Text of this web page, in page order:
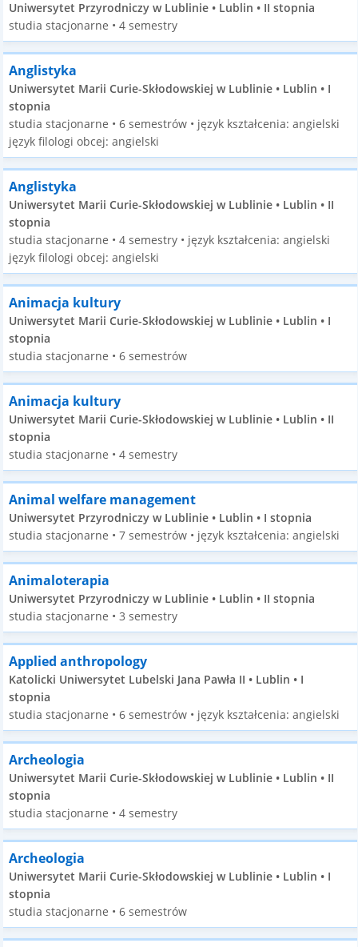
Uniwersytet Przyrodniczy w Lublinie • Lublin • II stopnia
studia stacjonarne • 4 semestry
Anglistyka
Uniwersytet Marii Curie-Skłodowskiej w Lublinie • Lublin • I
stopnia
studia stacjonarne • 6 semestrów • język kształcenia: angielski
język filologi obcej: angielski
Anglistyka
Uniwersytet Marii Curie-Skłodowskiej w Lublinie • Lublin • II
stopnia
studia stacjonarne • 4 semestry • język kształcenia: angielski
język filologi obcej: angielski
Animacja kultury
Uniwersytet Marii Curie-Skłodowskiej w Lublinie • Lublin • I
stopnia
studia stacjonarne • 6 semestrów
Animacja kultury
Uniwersytet Marii Curie-Skłodowskiej w Lublinie • Lublin • II
stopnia
studia stacjonarne • 4 semestry
Animal welfare management
Uniwersytet Przyrodniczy w Lublinie • Lublin • I stopnia
studia stacjonarne • 7 semestrów • język kształcenia: angielski
Animaloterapia
Uniwersytet Przyrodniczy w Lublinie • Lublin • II stopnia
studia stacjonarne • 3 semestry
Applied anthropology
Katolicki Uniwersytet Lubelski Jana Pawła II • Lublin • I
stopnia
studia stacjonarne • 6 semestrów • język kształcenia: angielski
Archeologia
Uniwersytet Marii Curie-Skłodowskiej w Lublinie • Lublin • II
stopnia
studia stacjonarne • 4 semestry
Archeologia
Uniwersytet Marii Curie-Skłodowskiej w Lublinie • Lublin • I
stopnia
studia stacjonarne • 6 semestrów